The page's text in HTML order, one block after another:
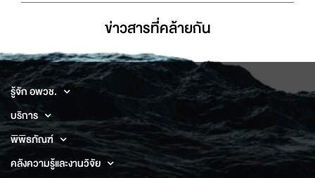
ข่าวสารที่่คล้ายกัน
รู้จัก อพวช.
บริการ
พิพิธภัณฑ์
คลังความรู้และงานวิจัย